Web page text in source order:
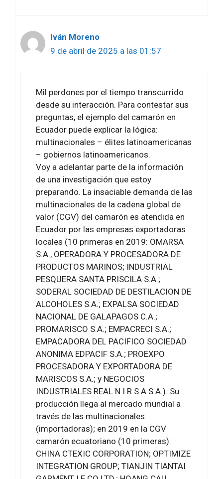
Iván Moreno
9 de abril de 2025 a las 01:57
Mil perdones por el tiempo transcurrido
desde su interacción. Para contestar sus
preguntas, el ejemplo del camarón en
Ecuador puede explicar la lógica:
multinacionales – élites latinoamericanas
– gobiernos latinoamericanos.
Voy a adelantar parte de la información
de una investigación que estoy
preparando. La insaciable demanda de las
multinacionales de la cadena global de
valor (CGV) del camarón es atendida en
Ecuador por las empresas exportadoras
locales (10 primeras en 2019: OMARSA
S.A., OPERADORA Y PROCESADORA DE
PRODUCTOS MARINOS; INDUSTRIAL
PESQUERA SANTA PRISCILA S.A.;
SODERAL SOCIEDAD DE DESTILACION DE
ALCOHOLES S.A.; EXPALSA SOCIEDAD
NACIONAL DE GALAPAGOS C.A.;
PROMARISCO S.A.; EMPACRECI S.A.;
EMPACADORA DEL PACIFICO SOCIEDAD
ANONIMA EDPACIF S.A.; PROEXPO
PROCESADORA Y EXPORTADORA DE
MARISCOS S.A.; y NEGOCIOS
INDUSTRIALES REAL N I R S A S.A.). Su
producción llega al mercado mundial a
través de las multinacionales
(importadoras); en 2019 en la CGV
camarón ecuatoriano (10 primeras):
CHINA CTEXIC CORPORATION; OPTIMIZE
INTEGRATION GROUP; TIANJIN TIANTAI